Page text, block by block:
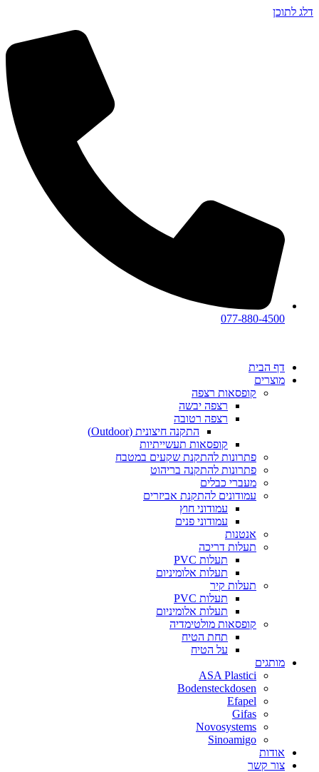
דלג לתוכן
077-880-4500
דף הבית
מוצרים
קופסאות רצפה
רצפה יבשה
רצפה רטובה
התקנה חיצונית (Outdoor)
קופסאות תעשייתיות
פתרונות להתקנת שקעים במטבח
פתרונות להתקנה בריהוט
מעברי כבלים
עמודונים להתקנת אביזרים
עמודוני חוץ
עמודוני פנים
אנטנות
תעלות דריכה
תעלות PVC
תעלות אלומיניום
תעלות קיר
תעלות PVC
תעלות אלומיניום
קופסאות מולטימדיה
תחת הטיח
על הטיח
מותגים
ASA Plastici
Bodensteckdosen
Efapel
Gifas
Novosystems
Sinoamigo
אודות
צור קשר